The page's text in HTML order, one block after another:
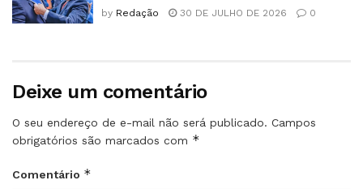
by Redação 30 DE JULHO DE 2026 0
Deixe um comentário
O seu endereço de e-mail não será publicado. Campos
obrigatórios são marcados com *
Comentário *